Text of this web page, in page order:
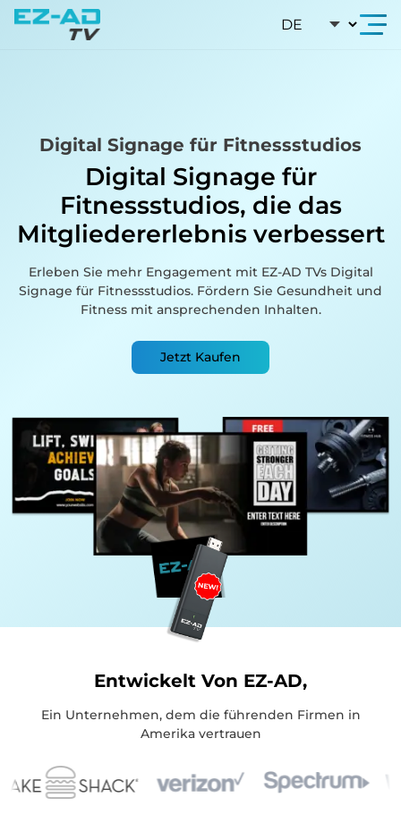
Digital Signage für Fitnessstudios
Digital Signage für
Fitnessstudios, die das
Mitgliedererlebnis verbessert
Erleben Sie mehr Engagement mit EZ-AD TVs Digital
Signage für Fitnessstudios. Fördern Sie Gesundheit und
Fitness mit ansprechenden Inhalten.
Jetzt Kaufen
Entwickelt Von EZ-AD,
Ein Unternehmen, dem die führenden Firmen in
Amerika vertrauen